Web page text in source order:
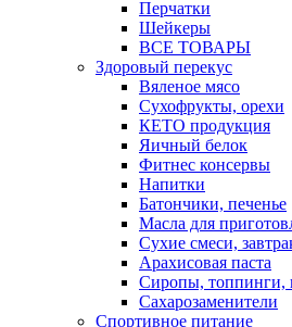
Перчатки
Шейкеры
ВСЕ ТОВАРЫ
Здоровый перекус
Вяленое мясо
Сухофрукты, орехи
КЕТО продукция
Яичный белок
Фитнес консервы
Напитки
Батончики, печенье
Масла для
Сухие смеси,
Арахисовая паста
Сиропы, топпинги,
Сахарозаменители
Спортивное питание